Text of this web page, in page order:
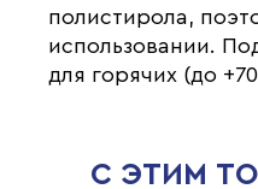
полистирола,
использовании.
для горячих (до
С ЭТИМ